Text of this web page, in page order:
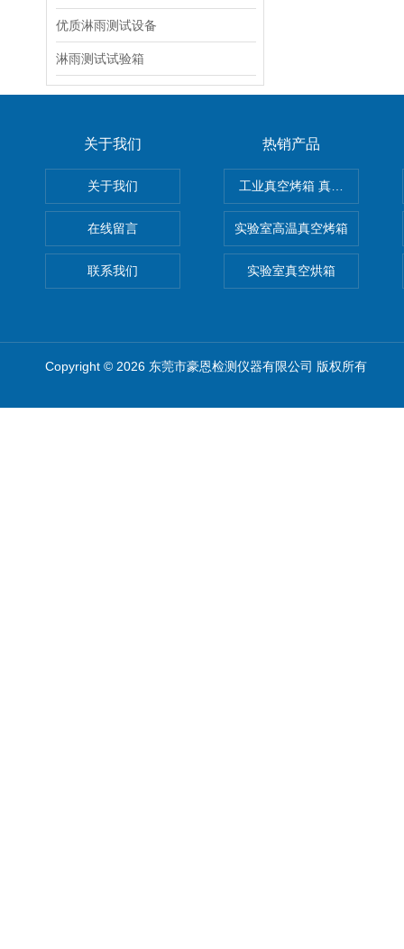
优质淋雨测试设备
淋雨测试试验箱
关于我们
关于我们
在线留言
联系我们
热销产品
工业真空烤箱 真空烘箱
实验室高温真空烤箱
实验室真空烘箱
Copyright © 2026 东莞市豪恩检测仪器有限公司 版权所有